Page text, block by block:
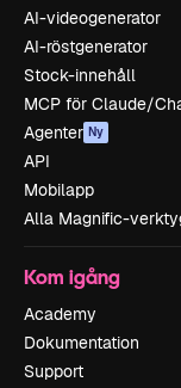
AI-videogenerator
AI-röstgenerator
Stock-innehåll
MCP för Claude/
Agenter Ny
API
Mobilapp
Alla Magnific-
Kom igång
Academy
Dokumentation
Support